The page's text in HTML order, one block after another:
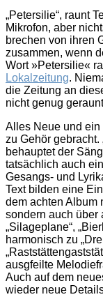
„Petersilie“, raunt
Mikrofon, aber
brechen von ihren
zusammen, wenn
Wort »Petersilie«
Lokalzeitung.
die Zeitung an
nicht genug
Alles Neue und
zu Gehör gebracht.
behauptet der
tatsächlich auch
Gesangs- und
Text bilden eine
dem achten Album
sondern auch über
„Silageplane“,
harmonisch zu
ausgfeilte
Auch auf dem
wieder neue